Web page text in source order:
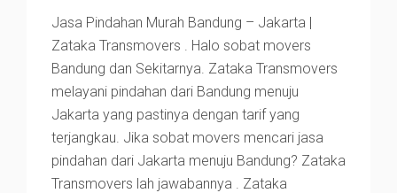
Jasa Pindahan Murah Bandung – Jakarta |
Zataka Transmovers . Halo sobat movers
Bandung dan Sekitarnya. Zataka Transmovers
melayani pindahan dari Bandung menuju
Jakarta yang pastinya dengan tarif yang
terjangkau. Jika sobat movers mencari jasa
pindahan dari Jakarta menuju Bandung? Zataka
Transmovers lah jawabannya . Zataka